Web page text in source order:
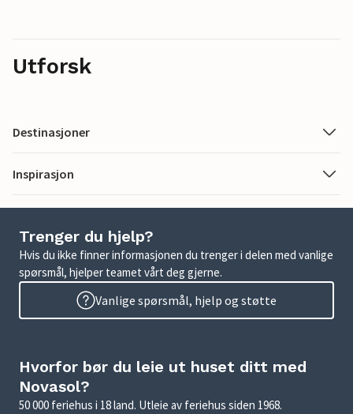
Utforsk
Destinasjoner
Inspirasjon
Trenger du hjelp?
Hvis du ikke finner informasjonen du trenger i delen med vanlige
spørsmål, hjelper teamet vårt deg gjerne.
Vanlige spørsmål, hjelp og støtte
Hvorfor bør du leie ut huset ditt med
Novasol?
50 000 feriehus i 18 land. Utleie av feriehus siden 1968.